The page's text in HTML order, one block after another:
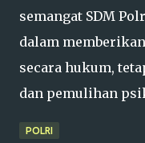
semangat SDM
dalam
secara hukum,
dan pemulihan
POLRI